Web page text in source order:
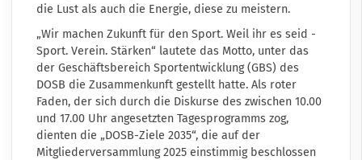
die Lust als auch die Energie, diese zu meistern.
„Wir machen Zukunft für den Sport. Weil ihr es seid -
Sport. Verein. Stärken“ lautete das Motto, unter das
der Geschäftsbereich Sportentwicklung (GBS) des
DOSB die Zusammenkunft gestellt hatte. Als roter
Faden, der sich durch die Diskurse des zwischen 10.00
und 17.00 Uhr angesetzten Tagesprogramms zog,
dienten die „DOSB-Ziele 2035“, die auf der
Mitgliederversammlung 2025 einstimmig beschlossen